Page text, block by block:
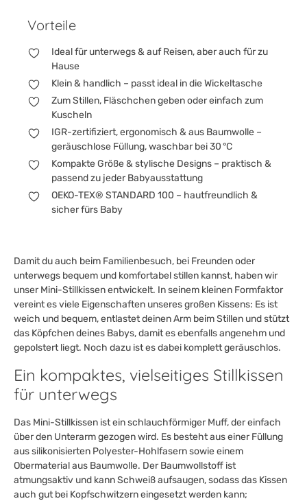
Vorteile
Ideal für unterwegs & auf Reisen, aber auch für zu
Hause
Klein & handlich – passt ideal in die Wickeltasche
Zum Stillen, Fläschchen geben oder einfach zum
Kuscheln
IGR-zertifiziert, ergonomisch & aus Baumwolle –
geräuschlose Füllung, waschbar bei 30 °C
Kompakte Größe & stylische Designs – praktisch &
passend zu jeder Babyausstattung
OEKO-TEX® STANDARD 100 – hautfreundlich &
sicher fürs Baby
Damit du auch beim Familienbesuch, bei Freunden oder
unterwegs bequem und komfortabel stillen kannst, haben wir
unser Mini-Stillkissen entwickelt. In seinem kleinen Formfaktor
vereint es viele Eigenschaften unseres großen Kissens: Es ist
weich und bequem, entlastet deinen Arm beim Stillen und stützt
das Köpfchen deines Babys, damit es ebenfalls angenehm und
gepolstert liegt. Noch dazu ist es dabei komplett geräuschlos.
Ein kompaktes, vielseitiges Stillkissen
für unterwegs
Das Mini-Stillkissen ist ein schlauchförmiger Muff, der einfach
über den Unterarm gezogen wird. Es besteht aus einer Füllung
aus silikonisierten Polyester-Hohlfasern sowie einem
Obermaterial aus Baumwolle. Der Baumwollstoff ist
atmungsaktiv und kann Schweiß aufsaugen, sodass das Kissen
auch gut bei Kopfschwitzern eingesetzt werden kann;